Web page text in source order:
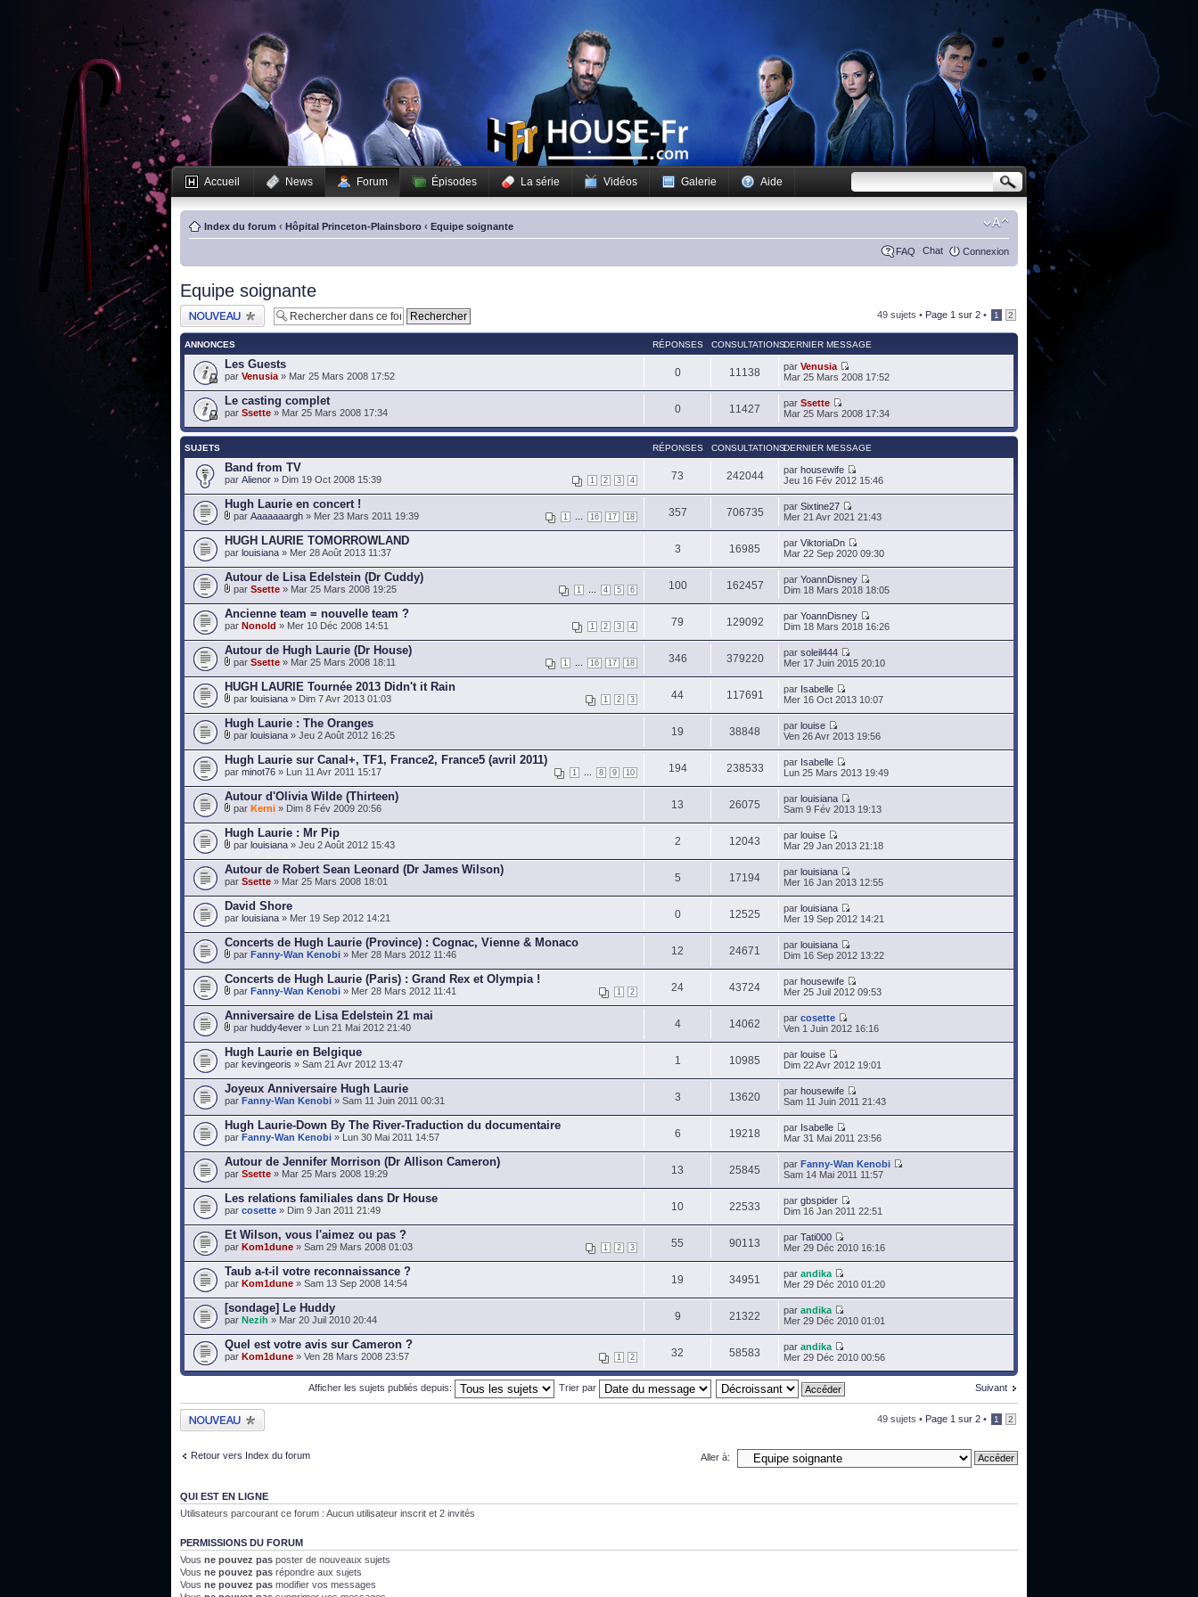
Accueil News Forum Épisodes La série Vidéos Galerie Aide
Index du forum ‹ Hôpital Princeton-Plainsboro ‹ Equipe soignante
FAQ Chat Connexion
Equipe soignante
Publier un nouveau
sujet
49 sujets • Page 1 sur 2 • 1 2
ANNONCES RÉPONSES CONSULTATIONSDERNIER MESSAGE
Les Guests
par Venusia » Mar 25 Mars 2008 17:52 0 11138 par Venusia
Mar 25 Mars 2008 17:52
Le casting complet
par Ssette » Mar 25 Mars 2008 17:34 0 11427 par Ssette
Mar 25 Mars 2008 17:34
SUJETS RÉPONSES CONSULTATIONSDERNIER MESSAGE
Band from TV
1 2 3 4
par Alienor » Dim 19 Oct 2008 15:39 73 242044 par housewife
Jeu 16 Fév 2012 15:46
Hugh Laurie en concert !
1 16 17 18
par Aaaaaaargh » Mer 23 Mars 2011 19:39 357 706735 par Sixtine27
Mer 21 Avr 2021 21:43
HUGH LAURIE TOMORROWLAND
par louisiana » Mer 28 Août 2013 11:37 3 16985 par ViktoriaDn
Mar 22 Sep 2020 09:30
Autour de Lisa Edelstein (Dr Cuddy)
1 4 5 6
par Ssette » Mar 25 Mars 2008 19:25 100 162457 par YoannDisney
Dim 18 Mars 2018 18:05
Ancienne team = nouvelle team ?
1 2 3 4
par Nonold » Mer 10 Déc 2008 14:51 79 129092 par YoannDisney
Dim 18 Mars 2018 16:26
Autour de Hugh Laurie (Dr House)
1 16 17 18
par Ssette » Mar 25 Mars 2008 18:11 346 379220 par soleil444
Mer 17 Juin 2015 20:10
HUGH LAURIE Tournée 2013 Didn't it Rain
1 2 3
par louisiana » Dim 7 Avr 2013 01:03 44 117691 par Isabelle
Mer 16 Oct 2013 10:07
Hugh Laurie : The Oranges
par louisiana » Jeu 2 Août 2012 16:25 19 38848 par louise
Ven 26 Avr 2013 19:56
Hugh Laurie sur Canal+, TF1, France2, France5 (avril 2011)
1 8 9 10
par minot76 » Lun 11 Avr 2011 15:17 194 238533 par Isabelle
Lun 25 Mars 2013 19:49
Autour d'Olivia Wilde (Thirteen)
par Kerni » Dim 8 Fév 2009 20:56 13 26075 par louisiana
Sam 9 Fév 2013 19:13
Hugh Laurie : Mr Pip
par louisiana » Jeu 2 Août 2012 15:43 2 12043 par louise
Mar 29 Jan 2013 21:18
Autour de Robert Sean Leonard (Dr James Wilson)
par Ssette » Mar 25 Mars 2008 18:01 5 17194 par louisiana
Mer 16 Jan 2013 12:55
David Shore
par louisiana » Mer 19 Sep 2012 14:21 0 12525 par louisiana
Mer 19 Sep 2012 14:21
Concerts de Hugh Laurie (Province) : Cognac, Vienne & Monaco
par Fanny-Wan Kenobi » Mer 28 Mars 2012 11:46 12 24671 par louisiana
Dim 16 Sep 2012 13:22
Concerts de Hugh Laurie (Paris) : Grand Rex et Olympia !
1 2
par Fanny-Wan Kenobi » Mer 28 Mars 2012 11:41 24 43724 par housewife
Mer 25 Juil 2012 09:53
Anniversaire de Lisa Edelstein 21 mai
par huddy4ever » Lun 21 Mai 2012 21:40 4 14062 par cosette
Ven 1 Juin 2012 16:16
Hugh Laurie en Belgique
par kevingeoris » Sam 21 Avr 2012 13:47 1 10985 par louise
Dim 22 Avr 2012 19:01
Joyeux Anniversaire Hugh Laurie
par Fanny-Wan Kenobi » Sam 11 Juin 2011 00:31 3 13620 par housewife
Sam 11 Juin 2011 21:43
Hugh Laurie-Down By The River-Traduction du documentaire
par Fanny-Wan Kenobi » Lun 30 Mai 2011 14:57 6 19218 par Isabelle
Mar 31 Mai 2011 23:56
Autour de Jennifer Morrison (Dr Allison Cameron)
par Ssette » Mar 25 Mars 2008 19:29 13 25845 par Fanny-Wan Kenobi
Sam 14 Mai 2011 11:57
Les relations familiales dans Dr House
par cosette » Dim 9 Jan 2011 21:49 10 22533 par gbspider
Dim 16 Jan 2011 22:51
Et Wilson, vous l'aimez ou pas ?
1 2 3
par Kom1dune » Sam 29 Mars 2008 01:03 55 90113 par Tati000
Mer 29 Déc 2010 16:16
Taub a-t-il votre reconnaissance ?
par Kom1dune » Sam 13 Sep 2008 14:54 19 34951 par andika
Mer 29 Déc 2010 01:20
[sondage] Le Huddy
par Nezih » Mar 20 Juil 2010 20:44 9 21322 par andika
Mer 29 Déc 2010 01:01
Quel est votre avis sur Cameron ?
1 2
par Kom1dune » Ven 28 Mars 2008 23:57 32 58583 par andika
Mer 29 Déc 2010 00:56
Suivant
Afficher les sujets publiés depuis: Trier par
Publier un nouveau
sujet
49 sujets • Page 1 sur 2 • 1 2
Retour vers Index du forum Aller à:
QUI EST EN LIGNE
Utilisateurs parcourant ce forum : Aucun utilisateur inscrit et 2 invités
PERMISSIONS DU FORUM
Vous ne pouvez pas poster de nouveaux sujets
Vous ne pouvez pas répondre aux sujets
Vous ne pouvez pas modifier vos messages